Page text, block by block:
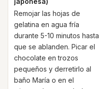
Remojar las hojas de
gelatina en agua fría
durante 5-10 minutos hasta
que se ablanden. Picar el
chocolate en trozos
pequeños y derretirlo al
baño María o en el